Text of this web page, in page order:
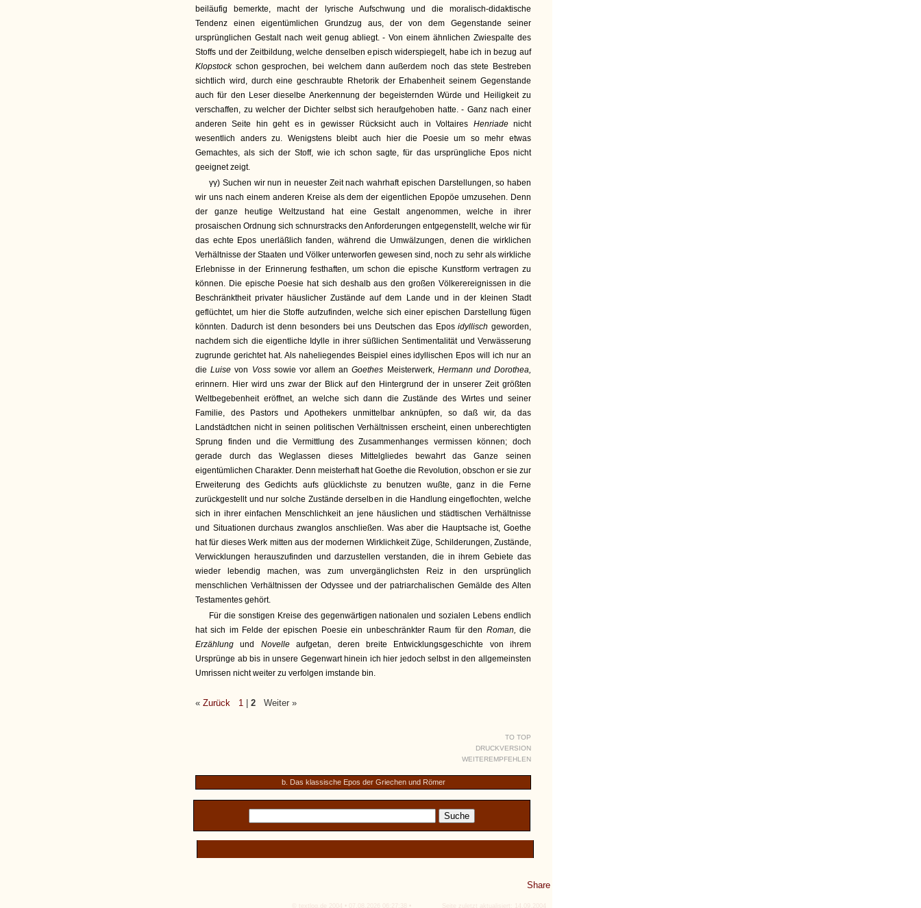
beiläufig bemerkte, macht der lyrische Aufschwung und die moralisch-didaktische
Tendenz einen eigentümlichen Grundzug aus, der von dem Gegenstande seiner
ursprünglichen Gestalt nach weit genug abliegt. - Von einem ähnlichen Zwiespalte des
Stoffs und der Zeitbildung, welche denselben episch widerspiegelt, habe ich in bezug auf
Klopstock schon gesprochen, bei welchem dann außerdem noch das stete Bestreben
sichtlich wird, durch eine geschraubte Rhetorik der Erhabenheit seinem Gegenstande
auch für den Leser dieselbe Anerkennung der begeisternden Würde und Heiligkeit zu
verschaffen, zu welcher der Dichter selbst sich heraufgehoben hatte. - Ganz nach einer
anderen Seite hin geht es in gewisser Rücksicht auch in Voltaires Henriadenicht
wesentlich anders zu. Wenigstens bleibt auch hier die Poesie um so mehr etwas
Gemachtes, als sich der Stoff, wie ich schon sagte, für das ursprüngliche Epos nicht
geeignet zeigt.
γγ) Suchen wir nun in neuester Zeit nach wahrhaft epischen Darstellungen, so haben
wir uns nach einem anderen Kreise als dem der eigentlichen Epopöe umzusehen. Denn
der ganze heutige Weltzustand hat eine Gestalt angenommen, welche in ihrer
prosaischen Ordnung sich schnurstracks den Anforderungen entgegenstellt, welche wir für
das echte Epos unerläßlich fanden, während die Umwälzungen, denen die wirklichen
Verhältnisse der Staaten und Völker unterworfen gewesen sind, noch zu sehr als wirkliche
Erlebnisse in der Erinnerung festhaften, um schon die epische Kunstform vertragen zu
können. Die epische Poesie hat sich deshalb aus den großen Völkerereignissen in die
Beschränktheit privater häuslicher Zustände auf dem Lande und in der kleinen Stadt
geflüchtet, um hier die Stoffe aufzufinden, welche sich einer epischen Darstellung fügen
könnten. Dadurch ist denn besonders bei uns Deutschen das Eposidyllischgeworden,
nachdem sich die eigentliche Idylle in ihrer süßlichen Sentimentalität und Verwässerung
zugrunde gerichtet hat. Als naheliegendes Beispiel eines idyllischen Epos will ich nur an
dieLuisevon Voss sowie vor allem anGoethes Meisterwerk, Hermann und Dorothea,
erinnern. Hier wird uns zwar der Blick auf den Hintergrund der in unserer Zeit größten
Weltbegebenheit eröffnet, an welche sich dann die Zustände des Wirtes und seiner
Familie, des Pastors und Apothekers unmittelbar anknüpfen, so daß wir, da das
Landstädtchen nicht in seinen politischen Verhältnissen erscheint, einen unberechtigten
Sprung finden und die Vermittlung des Zusammenhanges vermissen können; doch
gerade durch das Weglassen dieses Mittelgliedes bewahrt das Ganze seinen
eigentümlichen Charakter. Denn meisterhaft hat Goethe die Revolution, obschon er sie zur
Erweiterung des Gedichts aufs glücklichste zu benutzen wußte, ganz in die Ferne
zurückgestellt und nur solche Zustände derselben in die Handlung eingeflochten, welche
sich in ihrer einfachen Menschlichkeit an jene häuslichen und städtischen Verhältnisse
und Situationen durchaus zwanglos anschließen. Was aber die Hauptsache ist, Goethe
hat für dieses Werk mitten aus der modernen Wirklichkeit Züge, Schilderungen, Zustände,
Verwicklungen herauszufinden und darzustellen verstanden, die in ihrem Gebiete das
wieder lebendig machen, was zum unvergänglichsten Reiz in den ursprünglich
menschlichen Verhältnissen der Odyssee und der patriarchalischen Gemälde des Alten
Testamentes gehört.
Für die sonstigen Kreise des gegenwärtigen nationalen und sozialen Lebens endlich
hat sich im Felde der epischen Poesie ein unbeschränkter Raum für den Roman,die
Erzählungund Novelleaufgetan, deren breite Entwicklungsgeschichte von ihrem
Ursprünge ab bis in unsere Gegenwart hinein ich hier jedoch selbst in den allgemeinsten
Umrissen nicht weiter zu verfolgen imstande bin.
« Zurück 1 2 Weiter »
TO TOP
DRUCKVERSION
WEITEREMPFEHLEN
b. Das klassische Epos der Griechen und Römer
Share
© textlog.de 2004 • 07.08.2026 06:27:38 •